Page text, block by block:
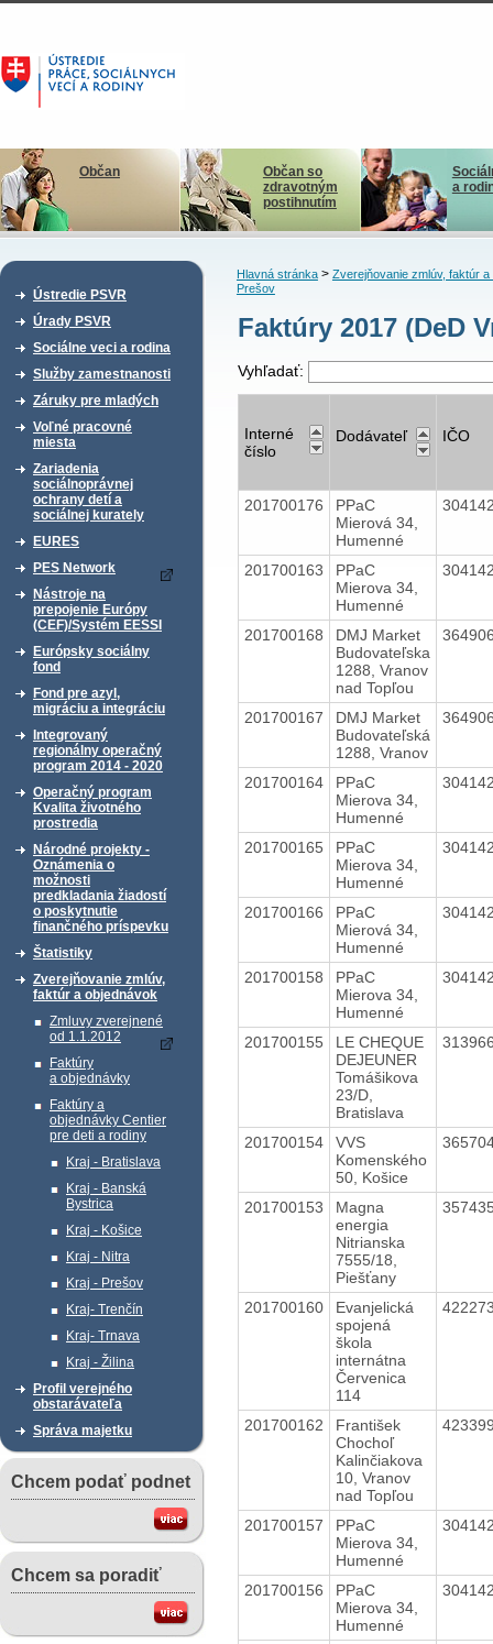
Občan
Občan so
zdravotným
postihnutím
a
Ústredie PSVR
Úrady PSVR
Sociálne veci a rodina
Služby zamestnanosti
Záruky pre mladých
Voľné pracovné
miesta
Zariadenia
sociálnoprávnej
ochrany detí a
sociálnej kurately
EURES
PES Network
Nástroje na
prepojenie Európy
(CEF)/Systém EESSI
Európsky sociálny
fond
Fond pre azyl,
migráciu a integráciu
Integrovaný
regionálny operačný
program 2014 - 2020
Operačný program
Kvalita životného
prostredia
Národné projekty -
Oznámenia o
možnosti
predkladania žiadostí
o poskytnutie
finančného príspevku
Štatistiky
Zverejňovanie zmlúv,
faktúr a objednávok
Zmluvy zverejnené
od 1.1.2012
Faktúry
a objednávky
Faktúry a
objednávky Centier
pre deti a rodiny
Kraj - Bratislava
Kraj - Banská
Bystrica
Kraj - Košice
Kraj - Nitra
Kraj - Prešov
Kraj- Trenčín
Kraj- Trnava
Kraj - Žilina
Profil verejného
obstarávateľa
Správa majetku
Chcem podať podnet
Chcem sa poradiť
Hlavná stránka> Zverejňovanie zmlúv, faktúr a
Prešov
Faktúry 2017 (DeD
Vyhľadať:
Interné
číslo
Dodávateľ IČO
201700176
PPaC
Mierová 34,
Humenné
201700163
PPaC
Mierova 34,
Humenné
201700168
DMJ Market
Budovateľska
1288, Vranov
nad Topľou
201700167
DMJ Market
Budovateľská
1288, Vranov
201700164
PPaC
Mierova 34,
Humenné
201700165
PPaC
Mierova 34,
Humenné
201700166
PPaC
Mierová 34,
Humenné
201700158
PPaC
Mierova 34,
Humenné
201700155
LE CHEQUE
DEJEUNER
Tomášikova
23/D,
Bratislava
201700154
VVS
Komenského
50, Košice
201700153
Magna
energia
Nitrianska
7555/18,
Piešťany
201700160
Evanjelická
spojená
škola
internátna
Červenica
114
201700162
František
Chochoľ
Kalinčiakova
10, Vranov
nad Topľou
201700157
PPaC
Mierova 34,
Humenné
201700156
PPaC
Mierova 34,
Humenné